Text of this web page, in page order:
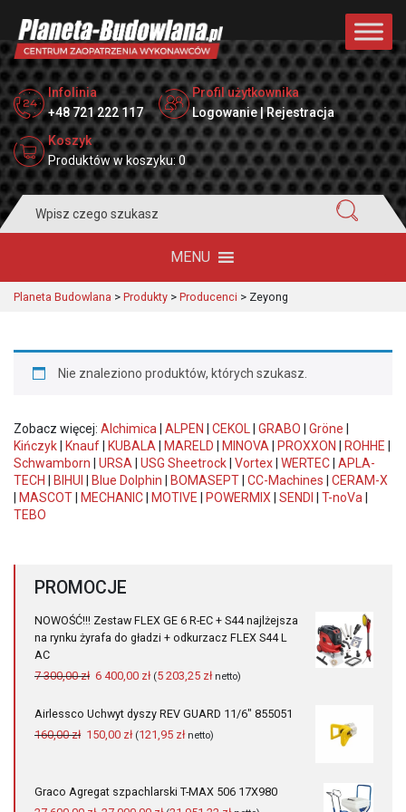
Infolinia
+48 721 222 117
Profil użytkownika
Logowanie | Rejestracja
Koszyk
Produktów w koszyku: 0
for:
MENU
Planeta Budowlana > Produkty > Producenci > Zeyong
Nie znaleziono produktów, których szukasz.
Zobacz więcej: Alchimica ALPEN CEKOL GRABO Gröne
Kińczyk
Knauf KUBALA MARELD MINOVA PROXXON ROHHE
Schwamborn
URSA USG Sheetrock Vortex WERTEC APLA-
TECH
BIHUI Blue Dolphin BOMASEPT CC-Machines
CERAM-X
MASCOT MECHANIC MOTIVE POWERMIX SENDI T-noVa
TEBO
PROMOCJE
NOWOŚĆ!!! Zestaw FLEX GE 6 R-EC + S44 najlżejsza
na rynku żyrafa do gładzi + odkurzacz FLEX S44 L
AC
7 300,00zł Pierwotna
wynosiła:
300,00 zł.
6 400,00 złAktualna
wynosi:
400,00 zł.
(5 203,25 złnetto)
Airlessco Uchwyt dyszy REV GUARD 11/6" 855051
160,00zł Pierwotna
160,00 zł.
150,00 złAktualna
150,00 zł.
(121,95 złnetto)
Graco Agregat szpachlarski T-MAX 506 17X980